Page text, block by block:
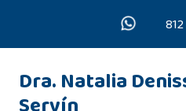
contenido
Dra. Natalia
Servín